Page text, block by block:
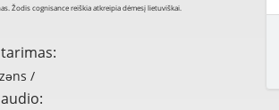
tarimas:
/
audio: